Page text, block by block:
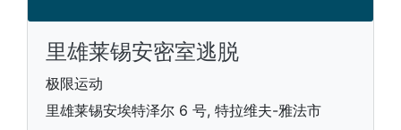
里雄莱锡安密室逃脱
极限运动
里雄莱锡安埃特泽尔 6 号, 特拉维夫-雅法市